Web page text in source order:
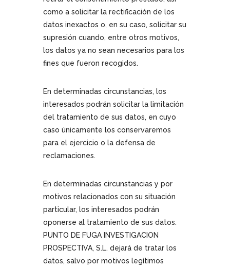
como a solicitar la rectificación de los
datos inexactos o, en su caso, solicitar su
supresión cuando, entre otros motivos,
los datos ya no sean necesarios para los
fines que fueron recogidos.
En determinadas circunstancias, los
interesados podrán solicitar la limitación
del tratamiento de sus datos, en cuyo
caso únicamente los conservaremos
para el ejercicio o la defensa de
reclamaciones.
En determinadas circunstancias y por
motivos relacionados con su situación
particular, los interesados podrán
oponerse al tratamiento de sus datos.
PUNTO DE FUGA INVESTIGACION
PROSPECTIVA, S.L. dejará de tratar los
datos, salvo por motivos legítimos